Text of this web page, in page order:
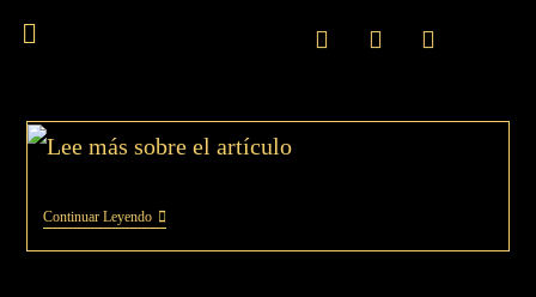
Continuar Leyendo